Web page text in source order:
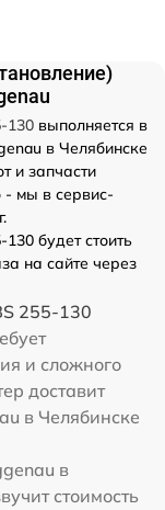
130 выполняется в
в Челябинске
и запчасти
- мы в сервис-
будет стоить
на сайте через
255-130
и сложного
доставит
в Челябинске
в
стоимость